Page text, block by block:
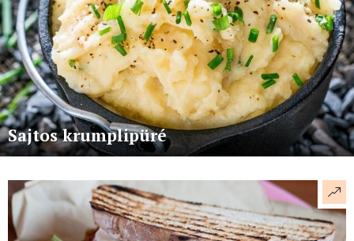
Sajtos krumplipüré
More
stories